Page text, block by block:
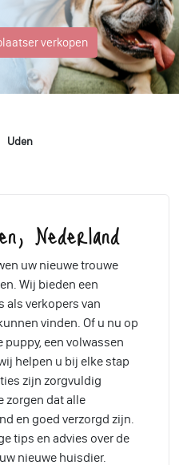
verkopen
Uden
Nederland
uw nieuwe trouwe
Wij bieden een
als verkopers van
vinden. Of u nu op
puppy, een volwassen
helpen u bij elke stap
zijn zorgvuldig
zorgen dat alle
en goed verzorgd zijn.
tips en advies over de
nieuwe huisdier.